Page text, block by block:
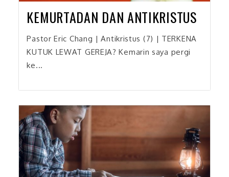
KEMURTADAN DAN ANTIKRISTUS
Pastor Eric Chang | Antikristus (7) | TERKENA
KUTUK LEWAT GEREJA? Kemarin saya pergi
ke...